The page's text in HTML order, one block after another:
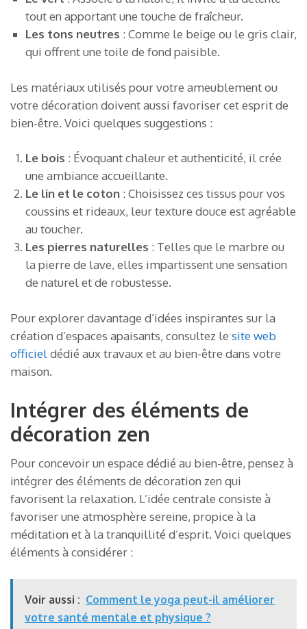
tout en apportant une touche de fraîcheur.
Les tons neutres : Comme le beige ou le gris clair,
qui offrent une toile de fond paisible.
Les matériaux utilisés pour votre ameublement ou
votre décoration doivent aussi favoriser cet esprit de
bien-être. Voici quelques suggestions :
Le bois : Évoquant chaleur et authenticité, il crée
une ambiance accueillante.
Le lin et le coton : Choisissez ces tissus pour vos
coussins et rideaux, leur texture douce est agréable
au toucher.
Les pierres naturelles : Telles que le marbre ou
la pierre de lave, elles impartissent une sensation
de naturel et de robustesse.
Pour explorer davantage d’idées inspirantes sur la
création d’espaces apaisants, consultez le site web
officieldédié aux travaux et au bien-être dans votre
maison.
Intégrer des éléments de
décoration zen
Pour concevoir un espace dédié au bien-être, pensez à
intégrer des éléments de décoration zen qui
favorisent la relaxation. L’idée centrale consiste à
favoriser une atmosphère sereine, propice à la
méditation et à la tranquillité d’esprit. Voici quelques
éléments à considérer :
Voir aussi : Comment le yoga peut-il améliorer
votre santé mentale et physique ?